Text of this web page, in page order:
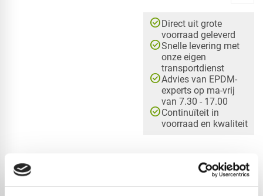
check_circleDirect uit grote
voorraad geleverd
check_circleSnelle levering met
onze eigen
transportdienst
check_circleAdvies van EPDM-
experts op ma-vrij
van 7.30 - 17.00
check_circleContinuïteit in
voorraad en kwaliteit
check_circleA-merk met KOMO® keurmerk